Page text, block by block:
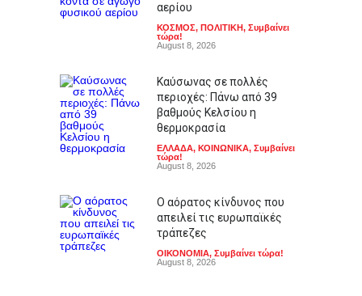
αερίου
ΚΟΣΜΟΣ, ΠΟΛΙΤΙΚΗ, Συμβαίνει
τώρα!
August 8, 2026
Καύσωνας σε πολλές
περιοχές: Πάνω από 39
βαθμούς Κελσίου η
θερμοκρασία
ΕΛΛΑΔΑ, ΚΟΙΝΩΝΙΚΑ, Συμβαίνει
τώρα!
August 8, 2026
Ο αόρατος κίνδυνος που
απειλεί τις ευρωπαϊκές
τράπεζες
ΟΙΚΟΝΟΜΙΑ, Συμβαίνει τώρα!
August 8, 2026